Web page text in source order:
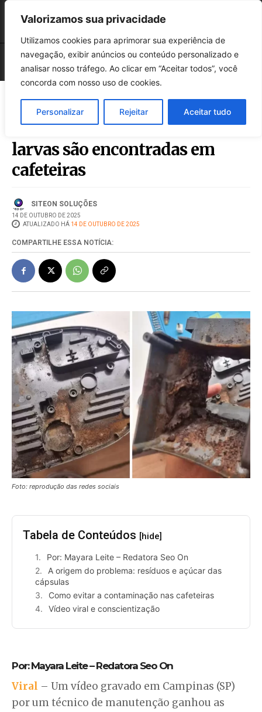
Valorizamos sua privacidade
Utilizamos cookies para aprimorar sua experiência de
navegação, exibir anúncios ou conteúdo personalizado e
analisar nosso tráfego. Ao clicar em “Aceitar todos”, você
concorda com nosso uso de cookies.
Personalizar Rejeitar Aceitar tudo
Vídeo viral revela: baratas e
larvas são encontradas em
cafeteiras
SITEON SOLUÇÕES
14 DE OUTUBRO DE 2025
ATUALIZADO HÁ 14 DE OUTUBRO DE 2025
COMPARTILHE ESSA NOTÍCIA:
Foto: reprodução das redes sociais
Tabela de Conteúdos [hide]
Por: Mayara Leite – Redatora Seo On
A origem do problema: resíduos e açúcar das
cápsulas
Como evitar a contaminação nas cafeteiras
Vídeo viral e conscientização
Por: Mayara Leite – Redatora Seo On
Viral – Um vídeo gravado em Campinas (SP)
por um técnico de manutenção ganhou as